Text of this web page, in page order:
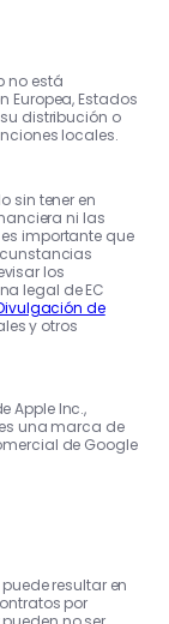
no está
Europea, Estados
distribución o
locales.
sin tener en
ni las
importante que
los
legal de EC
de
y otros
Apple Inc.,
es una marca de
de Google
resultar en
por